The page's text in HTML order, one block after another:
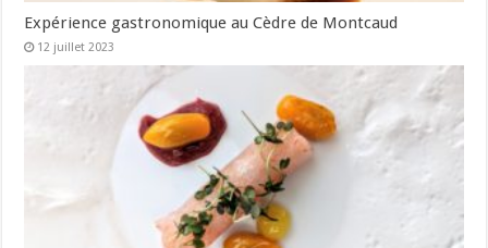
Expérience gastronomique au Cèdre de Montcaud
12 juillet 2023